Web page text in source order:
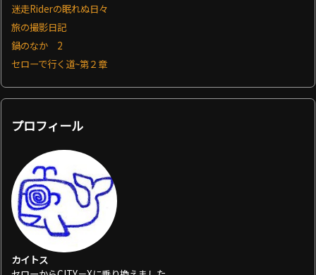
迷走Riderの眠れぬ日々
旅の撮影日記
鍋のなか 2
セローで行く道~第２章
プロフィール
カイトス